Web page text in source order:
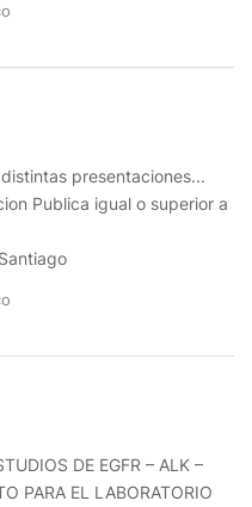
presentaciones...
Publica igual o superior a
DE EGFR – ALK –
PARA EL LABORATORIO